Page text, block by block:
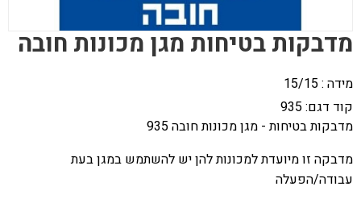
מדבקות בטיחות מגן מכונות חובה
מידה : 15/15
קוד דגם:935
מדבקות בטיחות - מגן מכונות חובה 935
מדבקה זו מיועדת למכונות להן יש להשתמש במגן בעת
עבודה/הפעלה